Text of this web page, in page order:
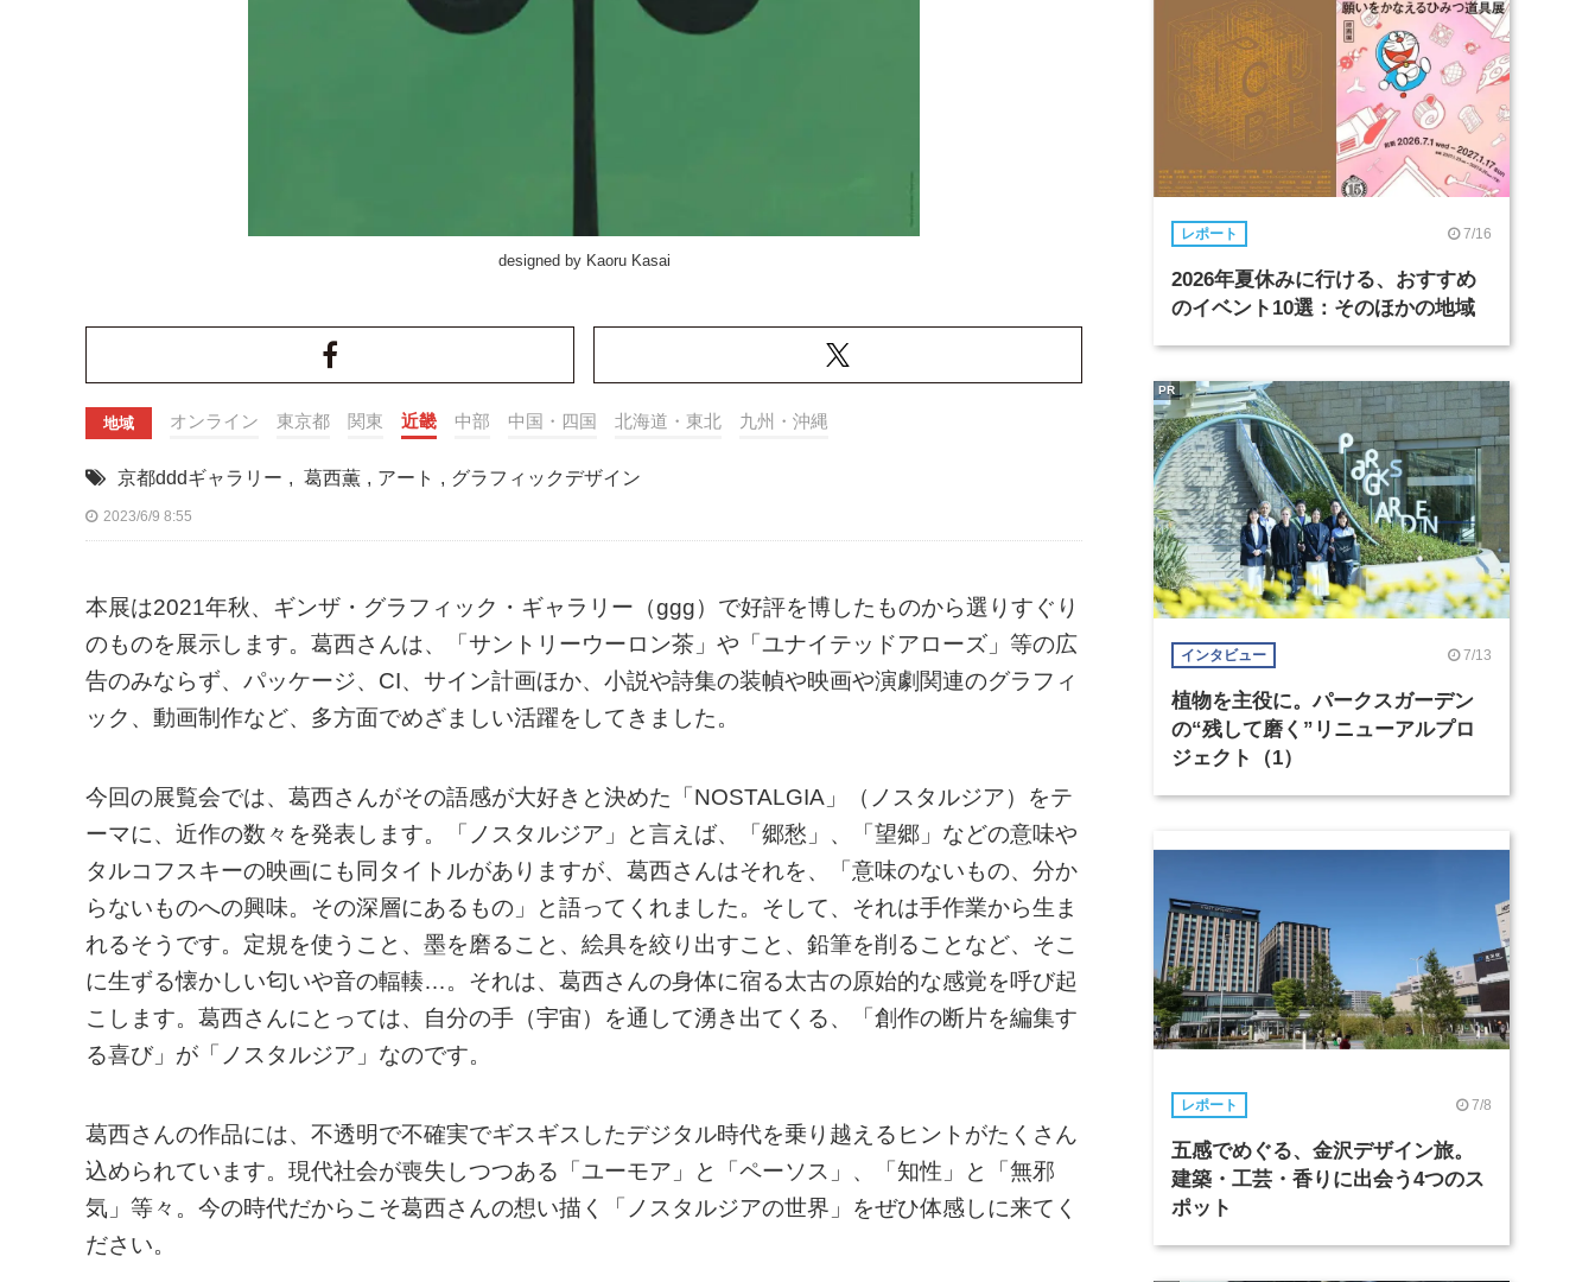
designed by Kaoru Kasai
地域 オンライン 東京都 関東 近畿 中部 中国・四国 北海道・東北 九州・沖縄
京都dddギャラリー , 葛西薫 , アート , グラフィックデザイン
2023/6/9 8:55
本展は2021年秋、ギンザ・グラフィック・ギャラリー（ggg）で好評を博したものから選りすぐり
のものを展示します。葛西さんは、「サントリーウーロン茶」や「ユナイテッドアローズ」等の広
告のみならず、パッケージ、CI、サイン計画ほか、小説や詩集の装幀や映画や演劇関連のグラフィ
ック、動画制作など、多方面でめざましい活躍をしてきました。
今回の展覧会では、葛西さんがその語感が大好きと決めた「NOSTALGIA」（ノスタルジア）をテ
ーマに、近作の数々を発表します。「ノスタルジア」と言えば、「郷愁」、「望郷」などの意味や
タルコフスキーの映画にも同タイトルがありますが、葛西さんはそれを、「意味のないもの、分か
らないものへの興味。その深層にあるもの」と語ってくれました。そして、それは手作業から生ま
れるそうです。定規を使うこと、墨を磨ること、絵具を絞り出すこと、鉛筆を削ることなど、そこ
に生ずる懐かしい匂いや音の輻輳…。それは、葛西さんの身体に宿る太古の原始的な感覚を呼び起
こします。葛西さんにとっては、自分の手（宇宙）を通して湧き出てくる、「創作の断片を編集す
る喜び」が「ノスタルジア」なのです。
葛西さんの作品には、不透明で不確実でギスギスしたデジタル時代を乗り越えるヒントがたくさん
込められています。現代社会が喪失しつつある「ユーモア」と「ペーソス」、「知性」と「無邪
気」等々。今の時代だからこそ葛西さんの想い描く「ノスタルジアの世界」をぜひ体感しに来てく
ださい。
レポート 7/16
2026年夏休みに行ける、おすすめ
のイベント10選：そのほかの地域
インタビュー 7/13
植物を主役に。パークスガーデン
の“残して磨く”リニューアルプロ
ジェクト（1）
PR
レポート 7/8
五感でめぐる、金沢デザイン旅。
建築・工芸・香りに出会う4つのス
ポット